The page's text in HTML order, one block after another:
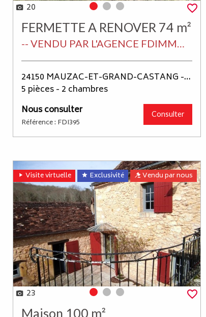
20 Photo 0
Photo 1Photo 2
FERMETTE A RENOVER 74 m²
-- VENDU PAR L'AGENCE FDIMMO SUR LALINDE EN PERIGORD -- BELLE LONGÈRE EN PIERRE DE 74 M² HABITABLES + GRANGE ATTENANTE DE 35 M², À FINIR DE RÉNOVER SUR UN TERRAIN DE 29 204M² À 15 MIN DE LALINDE ET 10 MIN DE TREMOLAT
24150 MAUZAC-ET-GRAND-CASTANG - MAUZAC ET GRAND CASTANG
5 pièces - 2 chambres
Nous consulter
Référence : FDI395
Consulter
Visite virtuelle Exclusivité Vendu par nous
23 Photo 0
Photo 1Photo 2
Maison 100 m²